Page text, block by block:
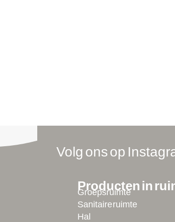
Volg ons op
Producten in
Groepsruimte
Sanitaire ruimte
Hal